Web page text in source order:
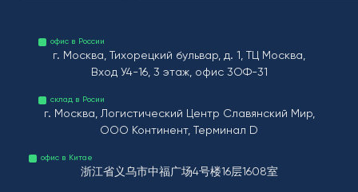
офис в России
г. Москва, Тихорецкий бульвар, д. 1, ТЦ Москва,
Вход У4-16, 3 этаж, офис 3ОФ-31
склад в Росии
г. Москва, Логистический Центр Славянский Мир,
ООО Континент, Терминал D
офис в Китае
浙江省义乌市中福广场4号楼16层1608室